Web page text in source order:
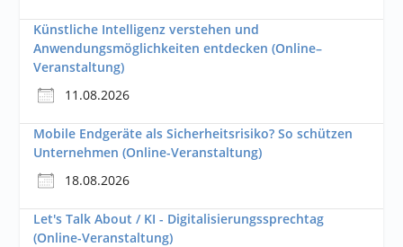
Künstliche Intelligenz verstehen und
Anwendungsmöglichkeiten entdecken (Online–
Veranstaltung)
11.08.2026
Mobile Endgeräte als Sicherheitsrisiko? So schützen
Unternehmen (Online-Veranstaltung)
18.08.2026
Let's Talk About / KI - Digitalisierungssprechtag
(Online-Veranstaltung)